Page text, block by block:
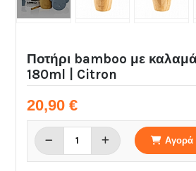
Ποτήρι bamboo με
180ml | Citron
20,90 €
Αγορά